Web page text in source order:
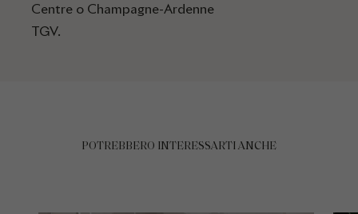
Centre o Champagne-Ardenne
TGV.
POTREBBERO INTERESSARTI ANCHE